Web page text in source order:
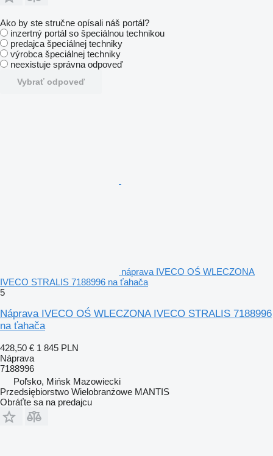
Ako by ste stručne opísali náš portál?
inzertný portál so špeciálnou technikou
predajca špeciálnej techniky
výrobca špeciálnej techniky
neexistuje správna odpoveď
Vybrať odpoveď
náprava IVECO OŚ WLECZONA
IVECO STRALIS 7188996 na ťahača
5
Náprava IVECO OŚ WLECZONA IVECO STRALIS 7188996
na ťahača
428,50 € 1 845 PLN
Náprava
7188996
Poľsko, Mińsk Mazowiecki
Przedsiębiorstwo Wielobranżowe MANTIS
Obráťte sa na predajcu